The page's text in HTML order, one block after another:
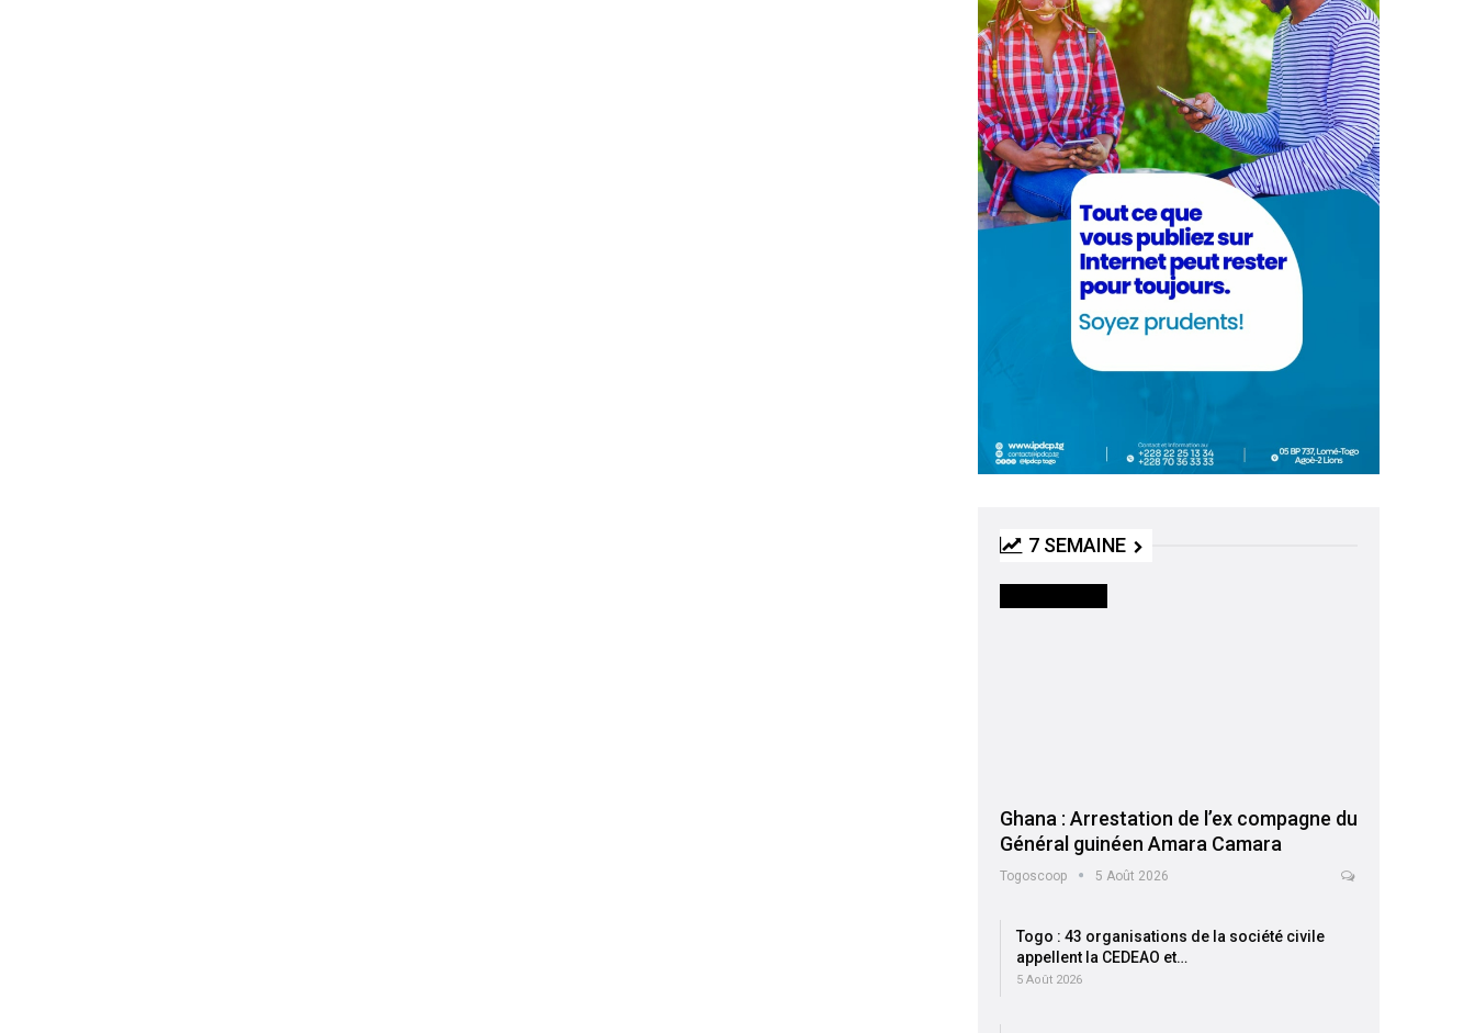
7 SEMAINE
Ghana : Arrestation de l’ex compagne du
Général guinéen Amara Camara
Togoscoop 5 Août 2026
Togo : 43 organisations de la société civile
appellent la CEDEAO et…
5 Août 2026